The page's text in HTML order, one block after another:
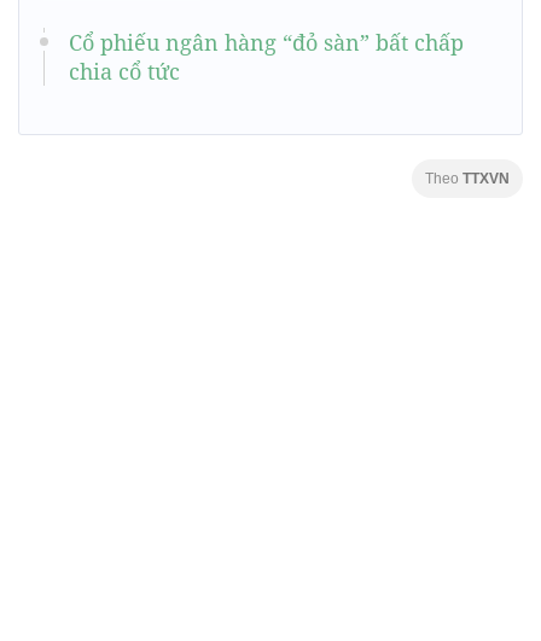
Cổ phiếu ngân hàng “đỏ sàn” bất chấp
chia cổ tức
Theo TTXVN